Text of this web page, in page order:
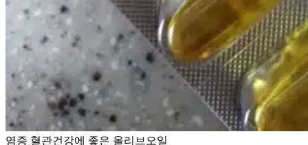
염증 혈관건강에 좋은 올리브오일